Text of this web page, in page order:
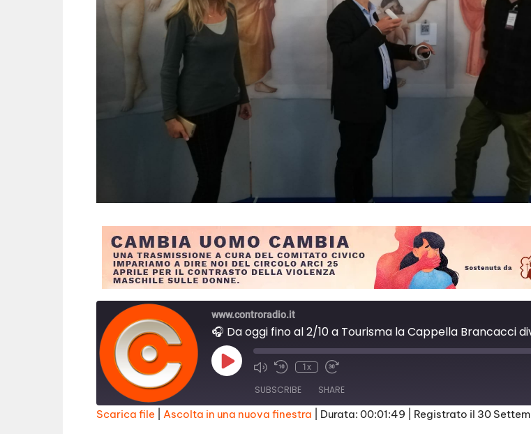
www.controradio.it
🎧 Da oggi fino al 2/10 a Tourisma la Cappella Brancacci
P
l
E
p
1x
SUBSCRIBE SHARE
Scarica file Ascolta in una nuova finestra Durata: 00:01:49 Registrato il 30